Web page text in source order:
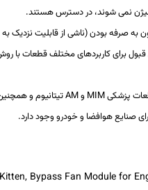
نمی شوند، در دسترس هستند.
بودن (ناشی از قابلیت نزدیک به
کاربردهای مختلف قطعات با روش
پزشکیMIMوAMتیتانیوم و همچنین
هوافضا و خودرو وجود دارد.
P. Kitten, Bypass Fan Module